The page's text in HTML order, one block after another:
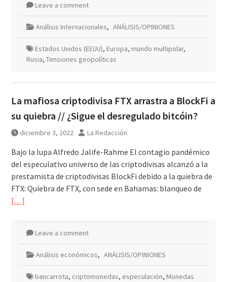
Leave a comment
Análisis Internacionales, ANÁLISIS/OPINIONES
Estados Unidos (EEUU), Europa, mundo multipolar,
Rusia, Tensiones geopolíticas
La mafiosa criptodivisa FTX arrastra a BlockFi a
su quiebra // ¿Sigue el desregulado bitcóin?
diciembre 3, 2022 La Redacción
Bajo la lupa Alfredo Jalife-Rahme El contagio pandémico
del especulativo universo de las criptodivisas alcanzó a la
prestamista de criptodivisas BlockFi debido a la quiebra de
FTX: Quiebra de FTX, con sede en Bahamas: blanqueo de
[…]
Leave a comment
Análisis económicos, ANÁLISIS/OPINIONES
bancarrota, criptomonedas, especulación, Monedas